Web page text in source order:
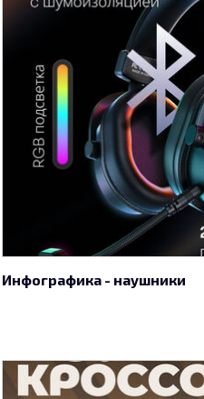
Инфографика - наушники